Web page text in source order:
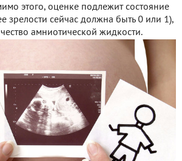
этого, оценке подлежит состояние
зрелости сейчас должна быть 0 или 1),
амниотической жидкости.